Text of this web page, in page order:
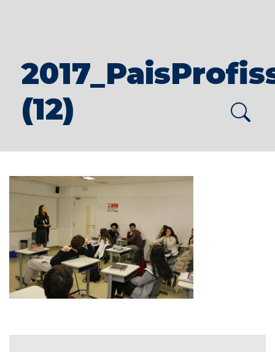
(12)